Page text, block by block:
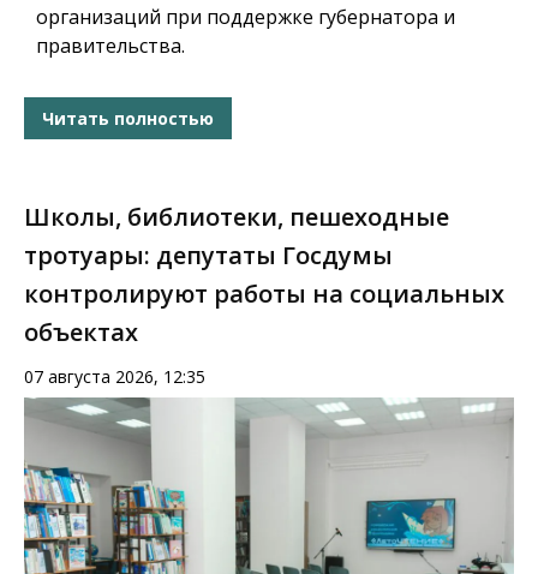
организаций при поддержке губернатора и
правительства.
Читать полностью
Школы, библиотеки, пешеходные
тротуары: депутаты Госдумы
контролируют работы на социальных
объектах
07 августа 2026, 12:35